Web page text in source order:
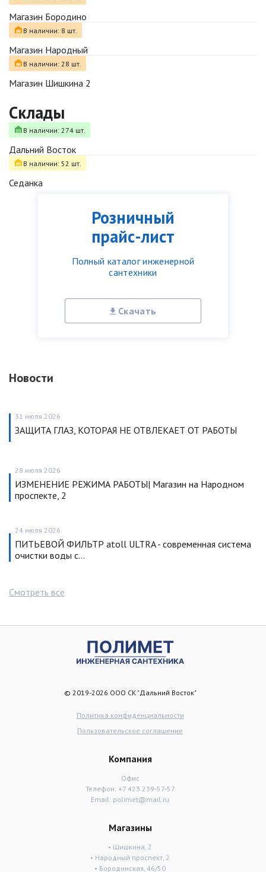
Розничный
прайс-лист
Полный каталог инженерной
сантехники
Скачать
Новости
31 июля 2026
ЗАЩИТА ГЛАЗ, КОТОРАЯ НЕ ОТВЛЕКАЕТ ОТ РАБОТЫ
28 июля 2026
ИЗМЕНЕНИЕ РЕЖИМА РАБОТЫ| Магазин на Народном
проспекте, 2
24 июля 2026
ПИТЬЕВОЙ ФИЛЬТР atoll ULTRA - современная система
очистки воды с…
Смотреть все
Магазин Бородино
В наличии: 8 шт.
Магазин Народный
В наличии: 28 шт.
Магазин Шишкина 2
Склады
В наличии: 274 шт.
Дальний Восток
В наличии: 52 шт.
Седанка
© 2019-2026 ООО СК "Дальний Восток"
Политика конфиденциальности
Пользовательское соглашение
Компания
Офис
Телефон: +7 423 239-57-57
Email: polimet@mail.ru
Магазины
• Шишкина, 2
• Народный проспект, 2
• Бородинская, 46/50